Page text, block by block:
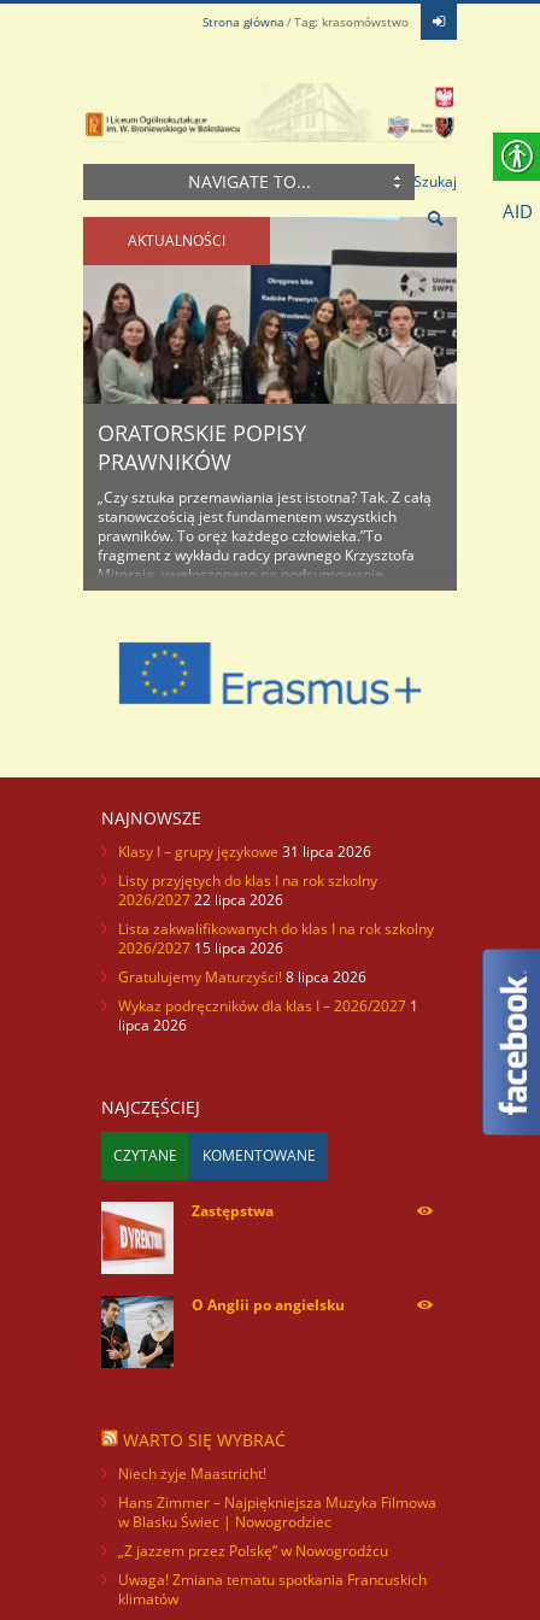
Strona główna Tag: krasomówstwo
NAVIGATE TO... Szukaj
AKTUALNOŚCI
ORATORSKIE POPISY
PRAWNIKÓW
„Czy sztuka przemawiania jest istotna? Tak. Z całą
stanowczością jest fundamentem wszystkich
prawników. To oręż każdego człowieka.”To
fragment z wykładu radcy prawnego Krzysztofa
Mitoraja, wygłoszonego na podsumowanie
wydarzenia, w którym wzięli udział uczniowie z
rozszerzonym programem wiedzy o
społeczeństwie wraz z panią ..
NAJNOWSZE
Klasy I – grupy językowe 31 lipca 2026
Listy przyjętych do klas I na rok szkolny
2026/202722 lipca 2026
Lista zakwalifikowanych do klas I na rok szkolny
2026/2027 15 lipca 2026
Gratulujemy Maturzyści!8 lipca 2026
Wykaz podręczników dla klas I – 2026/2027 1
lipca 2026
NAJCZĘŚCIEJ
CZYTANE KOMENTOWANE
Zastępstwa
O Anglii po angielsku
WARTO SIĘ WYBRAĆ
Niech żyje Maastricht!
Hans Zimmer – Najpiękniejsza Muzyka Filmowa
w Blasku Świec | Nowogrodziec
„Z jazzem przez Polskę” w Nowogrodźcu
Uwaga! Zmiana tematu spotkania Francuskich
klimatów
AID